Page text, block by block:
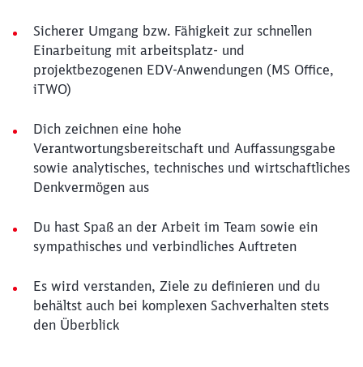
Sicherer Umgang bzw. Fähigkeit zur schnellen
Einarbeitung mit arbeitsplatz- und
projektbezogenen EDV-Anwendungen (MS Office,
iTWO)
Dich zeichnen eine hohe
Verantwortungsbereitschaft und Auffassungsgabe
sowie analytisches, technisches und wirtschaftliches
Denkvermögen aus
Du hast Spaß an der Arbeit im Team sowie ein
sympathisches und verbindliches Auftreten
Es wird verstanden, Ziele zu definieren und du
behältst auch bei komplexen Sachverhalten stets
den Überblick